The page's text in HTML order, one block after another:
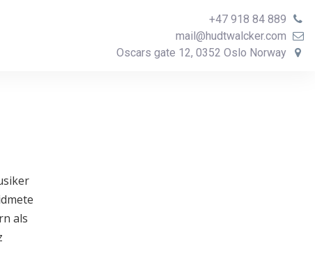
+47 918 84 889
mail@hudtwalcker.com
Oscars gate 12, 0352 Oslo Norway
als